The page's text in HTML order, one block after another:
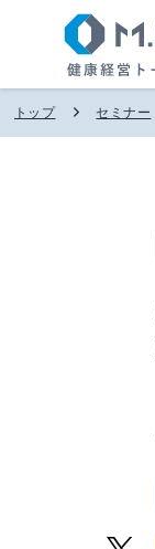
トップ セミナー